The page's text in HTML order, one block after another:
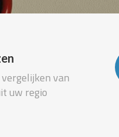
van
uw regio